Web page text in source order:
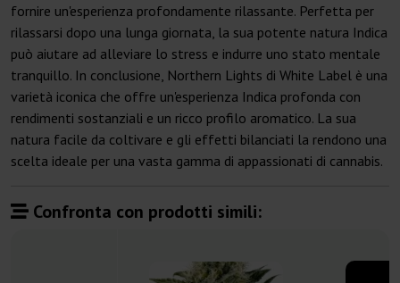
fornire un'esperienza profondamente rilassante. Perfetta per
rilassarsi dopo una lunga giornata, la sua potente natura Indica
può aiutare ad alleviare lo stress e indurre uno stato mentale
tranquillo. In conclusione, Northern Lights di White Label è una
varietà iconica che offre un'esperienza Indica profonda con
rendimenti sostanziali e un ricco profilo aromatico. La sua
natura facile da coltivare e gli effetti bilanciati la rendono una
scelta ideale per una vasta gamma di appassionati di cannabis.
Confronta con prodotti simili: